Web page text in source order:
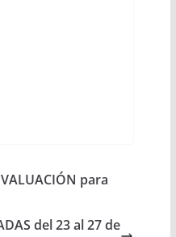
para
del 23 al 27 de